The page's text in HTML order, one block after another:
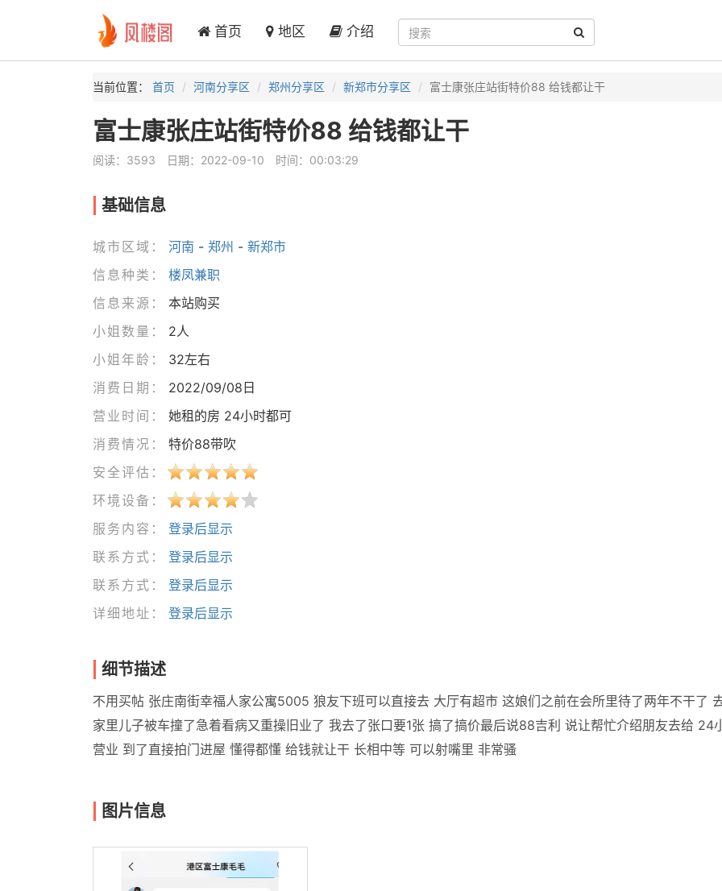
首页 地区 介绍
当前位置： 首页 河南分享区 郑州分享区 新郑市分享区 富士康张庄站街特价88 给钱都让干
富士康张庄站街特价88 给钱都让干
阅读：3593 日期：2022-09-10 时间：00:03:29
基础信息
城市区域： 河南 - 郑州 - 新郑市
信息种类：
楼凤兼职
信息来源：
本站购买
小姐数量：
2人
小姐年龄：
32左右
消费日期：
2022/09/08日
营业时间：
她租的房 24小时都可
消费情况：
特价88带吹
安全评估：
环境设备：
服务内容：
登录后显示
联系方式：
登录后显示
联系方式：
登录后显示
详细地址：
登录后显示
细节描述
不用买帖 张庄南街幸福人家公寓5005 狼友下班可以直接去 大厅有超市 这娘们之前在会所里待了两年不干了
家里儿子被车撞了急着看病又重操旧业了 我去了张口要1张 搞了搞价最后说88吉利 说让帮忙介绍朋友去给 24
营业 到了直接拍门进屋 懂得都懂 给钱就让干 长相中等 可以射嘴里 非常骚
图片信息